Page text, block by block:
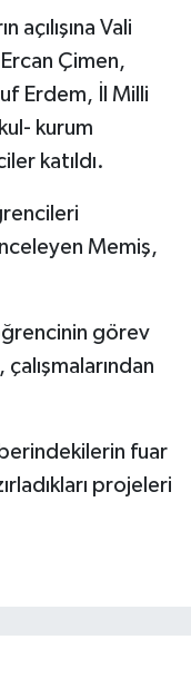
Vali
Çimen,
Erdem, İl Milli
kurum
katıldı.
Memiş,
görev
fuar
projeleri